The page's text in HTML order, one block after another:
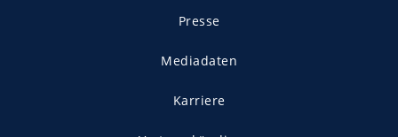
Presse
Mediadaten
Karriere